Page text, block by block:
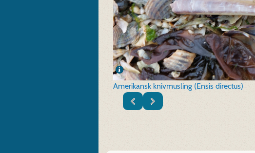
Amerikansk knivmusling (Ensis directus)